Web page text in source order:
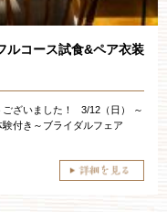
ルコース試食&ペア衣装
ございました！ 3/12（日） ～
付き～ブライダルフェア